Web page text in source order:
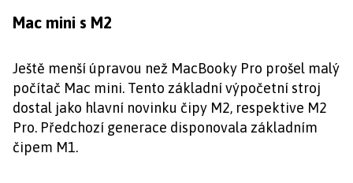
Mac mini s M2
Ještě menší úpravou než MacBooky Pro prošel malý
počítač Mac mini. Tento základní výpočetní stroj
dostal jako hlavní novinku čipy M2, respektive M2
Pro. Předchozí generace disponovala základním
čipem M1.